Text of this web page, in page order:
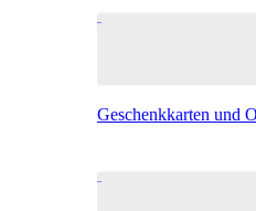
Geschenkkarten und